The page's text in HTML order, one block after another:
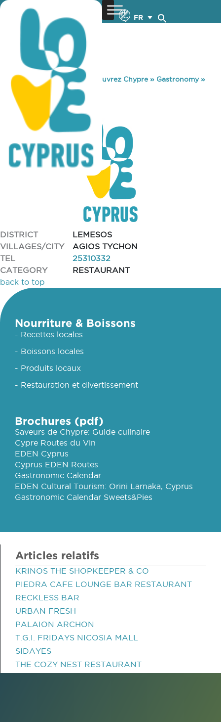
FR
You are here: Home »Découvrez Chypre» Gastronomy»
KOFINI TAVERN
KOFINI TAVERN
DISTRICT
LEMESOS
VILLAGES/CITY
AGIOS TYCHON
TEL
25310332
CATEGORY
RESTAURANT
back to top
Nourriture & Boissons
- Recettes locales
- Boissons locales
- Produits locaux
- Restauration et divertissement
Brochures (pdf)
Saveurs de Chypre: Guide culinaire
Cypre Routes du Vin
EDEN Cyprus
Cyprus EDEN Routes
Gastronomic Calendar
EDEN Cultural Tourism: Orini Larnaka, Cyprus
Gastronomic Calendar Sweets&Pies
Articles relatifs
KRINOS THE SHOPKEEPER & CO
PIEDRA CAFE LOUNGE BAR RESTAURANT
RECKLESS BAR
URBAN FRESH
PALAION ARCHON
T.G.I. FRIDAYS NICOSIA MALL
SIDAYES
THE COZY NEST RESTAURANT